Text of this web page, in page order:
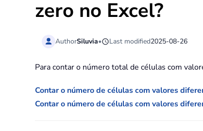
zero no Excel?
AuthorSiluvia• Last modified2025-08-26
Para contar o número total de células com
Contar o número de células com valores
Contar o número de células com valores